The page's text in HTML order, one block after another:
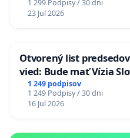
1 299 Podpisy / 30 dni
23 Jul 2026
Otvorený list
vied: Bude mať Vízia
chrbticu?
1 249 podpisov
1 249 Podpisy / 30 dni
16 Jul 2026